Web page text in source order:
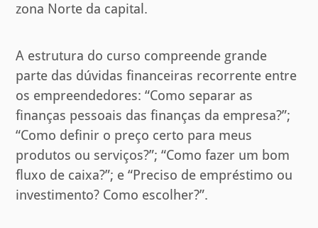
zona Norte da capital.
A estrutura do curso compreende grande
parte das dúvidas financeiras recorrente entre
os empreendedores: “Como separar as
finanças pessoais das finanças da empresa?”;
“Como definir o preço certo para meus
produtos ou serviços?”; “Como fazer um bom
fluxo de caixa?”; e “Preciso de empréstimo ou
investimento? Como escolher?”.